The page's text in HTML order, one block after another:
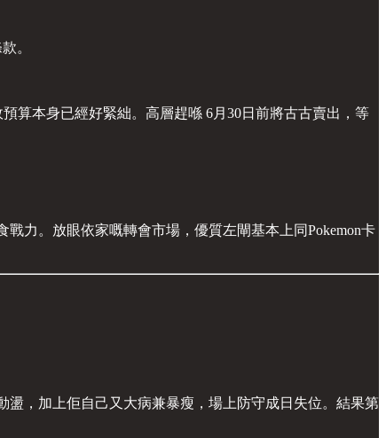
。
算本身已經好緊絀。高層趕喺 6月30日前將古古賣出，等
力。放眼依家嘅轉會市場，優質左閘基本上同Pokemon卡
盪，加上佢自己又大病兼暴瘦，場上防守成日失位。結果第